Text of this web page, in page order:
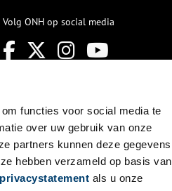
functies voor social media te
over uw gebruik van onze
partners kunnen deze gegevens
hebben verzameld op basis van
privacystatement als u onze
Volg ONH op social media